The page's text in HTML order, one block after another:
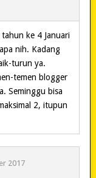
ke 4 Januari
nih. Kadang
turun ya.
temen blogger
Seminggu bisa
2, itupun
2017